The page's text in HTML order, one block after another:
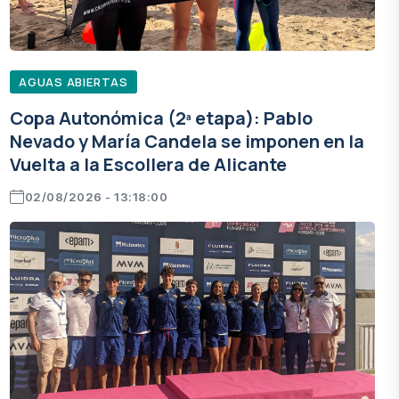
AGUAS ABIERTAS
Copa Autonómica (2ª etapa): Pablo
Nevado y María Candela se imponen en la
Vuelta a la Escollera de Alicante
02/08/2026 - 13:18:00